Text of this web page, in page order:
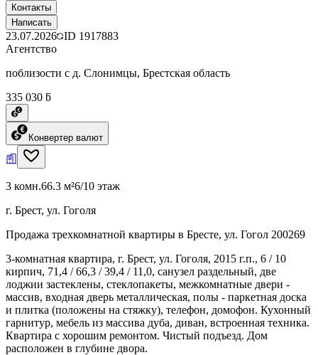
Контакты
Написать
23.07.2026 ID 1917883
Агентство
поблизости с д. Слонимцы, Брестская область
335 030 ƃ
Конвертер валют
3 комн.66.3 м²6/10 этаж
г. Брест, ул. Гоголя
Продажа трехкомнатной квартиры в Бресте, ул. Гогол 200269
3-комнатная квартира, г. Брест, ул. Гоголя, 2015 г.п., 6 / 10
кирпич, 71,4 / 66,3 / 39,4 / 11,0, санузел раздельный, две
лоджии застеклены, стеклопакеты, межкомнатные двери -
массив, входная дверь металлическая, полы - паркетная доска
и плитка (положены на стяжку), телефон, домофон. Кухонный
гарнитур, мебель из массива дуба, диван, встроенная техника.
Квартира с хорошим ремонтом. Чистый подъезд. Дом
расположен в глубине двора.